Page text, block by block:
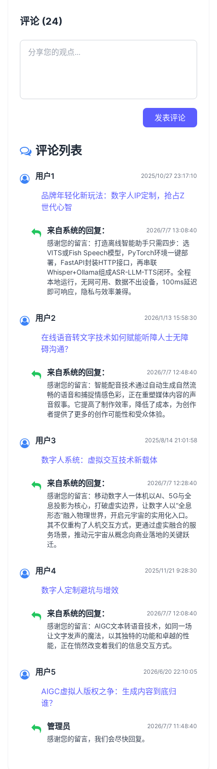
评论 (24)
发表评论
评论列表
用户1 2025/10/27 23:17:10
品牌年轻化新玩法：数字人IP定制，抢占Z
世代心智
来自系统的回复： 2026/7/7 13:08:40
感谢您的留言：打造离线智能助手只需四步：选
VITS或Fish Speech模型，PyTorch环境一键部
署，FastAPI封装HTTP接口，再串联
Whisper+Ollama组成ASR-LLM-TTS闭环。全程
本地运行，无网可用、数据不出设备，100ms延迟
即可响应，隐私与效率兼得。
用户2 2026/1/13 15:58:30
在线语音转文字技术如何赋能听障人士无障
碍沟通？
来自系统的回复： 2026/7/7 12:48:40
感谢您的留言：智能配音技术通过自动生成自然流
畅的语音和捕捉情感色彩，正在重塑媒体内容的声
音叙事。它提高了制作效率，降低了成本，为创作
者提供了更多的创作可能性和受众体验。
用户3 2025/8/14 21:01:58
数字人系统：虚拟交互技术新载体
来自系统的回复： 2026/7/7 12:28:40
感谢您的留言：移动数字人一体机以AI、5G与全
息投影为核心，打破虚实边界，让数字人以“全息
形态”融入物理世界，开启元宇宙的实用化入口。
其不仅重构了人机交互方式，更通过虚实融合的服
务场景，推动元宇宙从概念向商业落地的关键跃
迁。
用户4 2025/11/21 9:28:30
数字人定制避坑与增效
来自系统的回复： 2026/7/7 12:08:40
感谢您的留言：AIGC文本转语音技术，如同一场
让文字发声的魔法，以其独特的功能和卓越的性
能，正在悄然改变着我们的信息交互方式。
用户5 2026/6/20 22:10:05
AIGC虚拟人版权之争：生成内容到底归
谁？
管理员 2026/7/7 11:48:40
感谢您的留言，我们会尽快回复。